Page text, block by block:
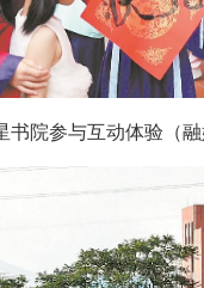
书院参与互动体验（